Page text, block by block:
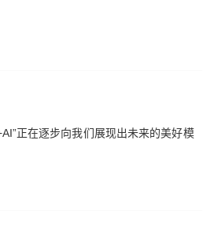
正在逐步向我们展现出未来的美好模